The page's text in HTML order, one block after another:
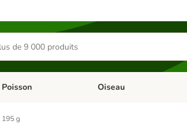
les catégories: Rongeur & Co
Poisson Dérouler les catégories:
Oiseau
g